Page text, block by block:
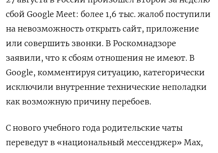
сбой Google Meet: более 1,6 тыс. жалоб поступили
на невозможность открыть сайт, приложение
или совершить звонки. В Роскомнадзоре
заявили, что к сбоям отношения не имеют. В
Google, комментируя ситуацию, категорически
исключили внутренние технические неполадки
как возможную причину перебоев.
C нового учебного года родительские чаты
переведут в «национальный мессенджер» Мах,